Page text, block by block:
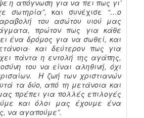
η απόγνωση για να πει πως γι’
σωτηρία”, και συνέχισε “…ο
του ασώτου υιού μας
πρώτον πως για κάθε
ένα δρόμος για να σωθεί, και
και δεύτερον πως για
πάντα η εντολή της αγάπης,
του να είναι αληθινή, όχι
Η ζωή των χριστιανών
τα δύο, από τη μετάνοια και
πρέπει για πολλές επιλογές
και όλοι μας έχουμε ένα
να αγαπούμε”.